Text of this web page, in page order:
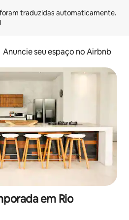
Anuncie seu espaço no Airbnb
em Rio